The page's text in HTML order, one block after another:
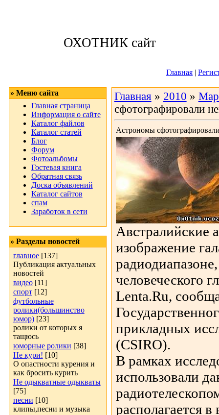
ОХОТНИК сайт
Главная |
» Меню сайта
Главная страница
Информация о сайте
Каталог файлов
Каталог статей
Блог
Форум
Фотоальбомы
Гостевая книга
Обратная связь
Доска объявлений
Каталог сайтов
спам
Заработок в сети
» Разделы новостей
главное [137]
Публикация актуальных
новостей
видео [11]
спорт [12]
футбольные
ролики(большинство
юмор) [23]
ролики от которых я
тащюсь
юморные ролики [38]
Не кури! [10]
О опастности курения и
как бросить курить
Не одыкватные одыкваты
[75]
песни [10]
клипы,песни и музыка
Главная » 2010 »
сфотографировали
Астрономы
Австралийские
изображение
человеческого
Lenta.Ru,
прикладных
(CSIRO).
В рамках
использовали
располагается